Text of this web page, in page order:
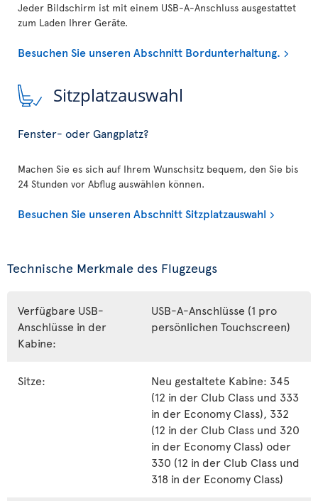
Jeder Bildschirm ist mit einem USB-A-Anschluss ausgestattet
zum Laden Ihrer Geräte.
Besuchen Sie unseren Abschnitt Bordunterhaltung.
Sitzplatzauswahl
Fenster- oder Gangplatz?
Machen Sie es sich auf Ihrem Wunschsitz bequem, den Sie bis
24 Stunden vor Abflug auswählen können.
Besuchen Sie unseren Abschnitt Sitzplatzauswahl
Technische Merkmale des Flugzeugs
Verfügbare USB-
Anschlüsse in der
Kabine:
USB-A-Anschlüsse (1 pro
persönlichen Touchscreen)
Sitze:
Neu gestaltete Kabine: 345
(12 in der Club Class und 333
in der Economy Class), 332
(12 in der Club Class und 320
in der Economy Class) oder
330 (12 in der Club Class und
318 in der Economy Class)